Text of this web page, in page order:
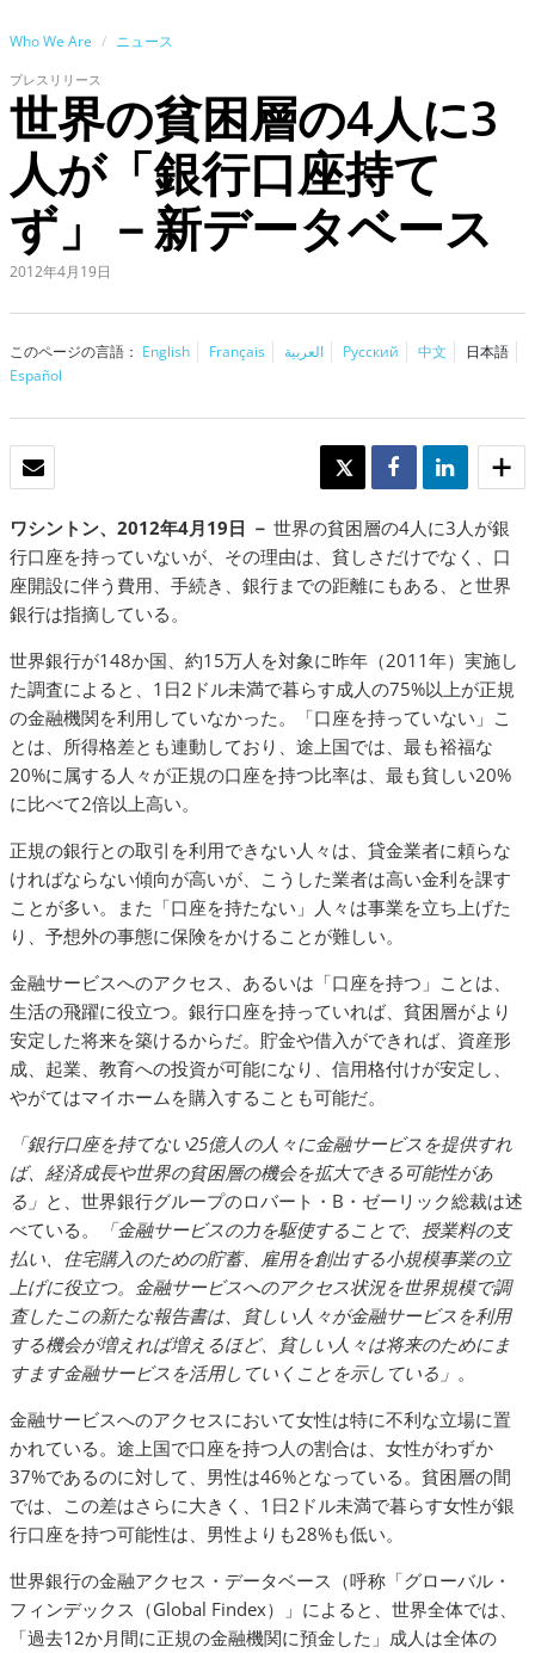
Who We Are ニュース
プレスリリース
世界の貧困層の4人に3
人が「銀行口座持て
ず」－新データベース
2012年4月19日
このページの言語： English Français العربية Русский 中文
日本語
Español
TWEET SHARE SHARE
ワシントン、2012年4月19日 － 世界の貧困層の4人に3人が銀
行口座を持っていないが、その理由は、貧しさだけでなく、口
座開設に伴う費用、手続き、銀行までの距離にもある、と世界
銀行は指摘している。
世界銀行が148か国、約15万人を対象に昨年（2011年）実施し
た調査によると、1日2ドル未満で暮らす成人の75%以上が正規
の金融機関を利用していなかった。「口座を持っていない」こ
とは、所得格差とも連動しており、途上国では、最も裕福な
20%に属する人々が正規の口座を持つ比率は、最も貧しい20%
に比べて2倍以上高い。
正規の銀行との取引を利用できない人々は、貸金業者に頼らな
ければならない傾向が高いが、こうした業者は高い金利を課す
ことが多い。また「口座を持たない」人々は事業を立ち上げた
り、予想外の事態に保険をかけることが難しい。
金融サービスへのアクセス、あるいは「口座を持つ」ことは、
生活の飛躍に役立つ。銀行口座を持っていれば、貧困層がより
安定した将来を築けるからだ。貯金や借入ができれば、資産形
成、起業、教育への投資が可能になり、信用格付けが安定し、
やがてはマイホームを購入することも可能だ。
「銀行口座を持てない25億人の人々に金融サービスを提供すれ
ば、経済成長や世界の貧困層の機会を拡大できる可能性があ
る」 と、世界銀行グループのロバート・B・ゼーリック総裁は述
べている。
「金融サービスの力を駆使することで、授業料の支
払い、住宅購入のための貯蓄、雇用を創出する小規模事業の立
上げに役立つ。金融サービスへのアクセス状況を世界規模で調
査したこの新たな報告書は、貧しい人々が金融サービスを利用
する機会が増えれば増えるほど、貧しい人々は将来のためにま
すます金融サービスを活用していくことを示している」 。
金融サービスへのアクセスにおいて女性は特に不利な立場に置
かれている。途上国で口座を持つ人の割合は、女性がわずか
37%であるのに対して、男性は46%となっている。貧困層の間
では、この差はさらに大きく、1日2ドル未満で暮らす女性が銀
行口座を持つ可能性は、男性よりも28%も低い。
世界銀行の金融アクセス・データベース（呼称「グローバル・
フィンデックス（Global Findex）」によると、世界全体では、
「過去12か月間に正規の金融機関に預金した」成人は全体の